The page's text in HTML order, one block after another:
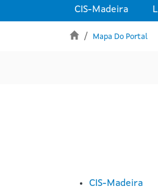
CIS-Madeira
Mapa Do Portal
CIS-Madeira